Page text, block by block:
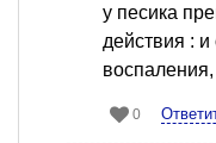
у песика
действия : и
воспаления,
0